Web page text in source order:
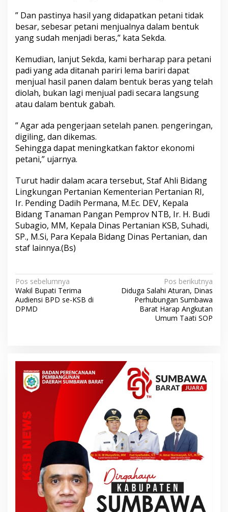
” Dan pastinya hasil yang didapatkan petani tidak
besar, sebesar petani menjualnya dalam bentuk
yang sudah menjadi beras,” kata Sekda.
Kemudian, lanjut Sekda, kami berharap para petani
padi yang ada ditanah pariri lema bariri dapat
menjual hasil panen dalam bentuk beras yang telah
diolah, bukan lagi menjual padi secara langsung
atau dalam bentuk gabah.
” Agar ada pengerjaan setelah panen. pengeringan,
digiling, dan dikemas.
Sehingga dapat meningkatkan faktor ekonomi
petani,” ujarnya.
Turut hadir dalam acara tersebut, Staf Ahli Bidang
Lingkungan Pertanian Kementerian Pertanian RI,
Ir. Pending Dadih Permana, M.Ec. DEV, Kepala
Bidang Tanaman Pangan Pemprov NTB, Ir. H. Budi
Subagio, MM, Kepala Dinas Pertanian KSB, Suhadi,
SP., M.Si, Para Kepala Bidang Dinas Pertanian, dan
staf lainnya.(Bs)
N
a
v
o
Pos sebelumnya
Wakil Bupati Terima
Audiensi BPD se-KSB di
DPMD
Pos berikutnya
Diduga Salahi Aturan, Dinas
Perhubungan Sumbawa
Barat Harap Angkutan
Umum Taati SOP